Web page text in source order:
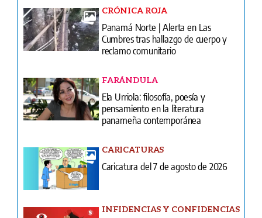
CRÓNICA ROJA
Panamá Norte | Alerta en Las
Cumbres tras hallazgo de cuerpo y
reclamo comunitario
FARÁNDULA
Ela Urriola: filosofía, poesía y
pensamiento en la literatura
panameña contemporánea
CARICATURAS
Caricatura del 7 de agosto de 2026
INFIDENCIAS Y CONFIDENCIAS